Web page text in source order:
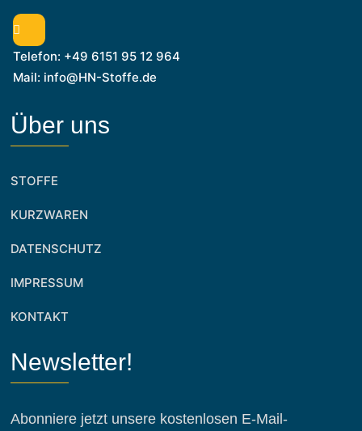
Telefon: +49 6151 95 12 964
Mail: info@HN-Stoffe.de
Über uns
STOFFE
KURZWAREN
DATENSCHUTZ
IMPRESSUM
KONTAKT
Newsletter!
Abonniere jetzt unsere kostenlosen E-Mail-